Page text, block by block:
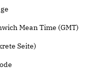
Mean Time (GMT)
Seite)